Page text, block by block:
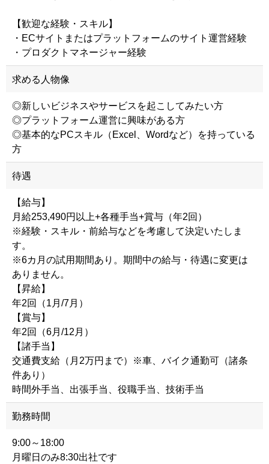
【歓迎な経験・スキル】
・ECサイトまたはプラットフォームのサイト運営経験
・プロダクトマネージャー経験
求める人物像
◎新しいビジネスやサービスを起こしてみたい方
◎プラットフォーム運営に興味がある方
◎基本的なPCスキル（Excel、Wordなど）を持っている
方
待遇
【給与】
月給253,490円以上+各種手当+賞与（年2回）
※経験・スキル・前給与などを考慮して決定いたしま
す。
※6カ月の試用期間あり。期間中の給与・待遇に変更は
ありません。
【昇給】
年2回（1月/7月）
【賞与】
年2回（6月/12月）
【諸手当】
交通費支給（月2万円まで）※車、バイク通勤可（諸条
件あり）
時間外手当、出張手当、役職手当、技術手当
勤務時間
9:00～18:00
月曜日のみ8:30出社です